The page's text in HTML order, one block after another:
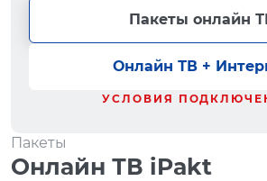
Пакеты онлайн
Онлайн ТВ +
УСЛОВИЯ
Пакеты
Онлайн ТВ iPakt